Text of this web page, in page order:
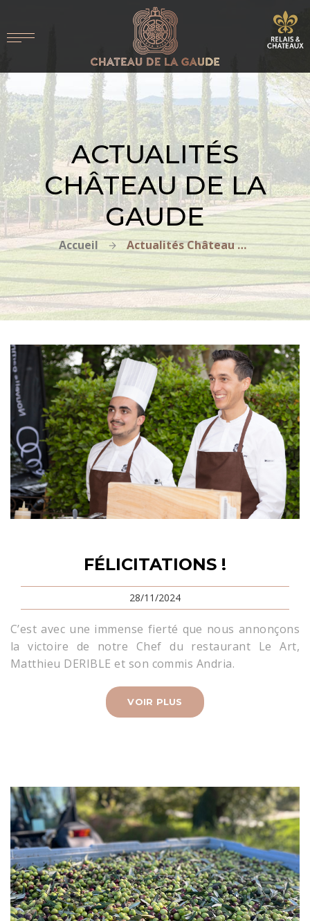
ACTUALITÉS
CHÂTEAU DE LA
GAUDE
Accueil Actualités Château de la Gaude
FÉLICITATIONS !
28/11/2024
C’est avec une immense fierté que nous annonçons
la victoire de notre Chef du restaurant Le Art,
Matthieu DERIBLE et son commis Andria.
VOIR PLUS